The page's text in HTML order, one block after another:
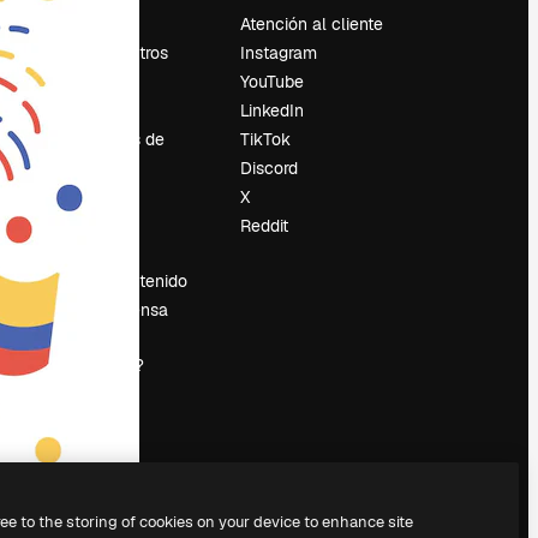
Sobre nosotros
Tendencias de
Blog
Vender contenido
Sala de prensa
magnific.ai?
Atención al cliente
Instagram
YouTube
LinkedIn
TikTok
Discord
X
Reddit
to the storing of cookies on your device to enhance site